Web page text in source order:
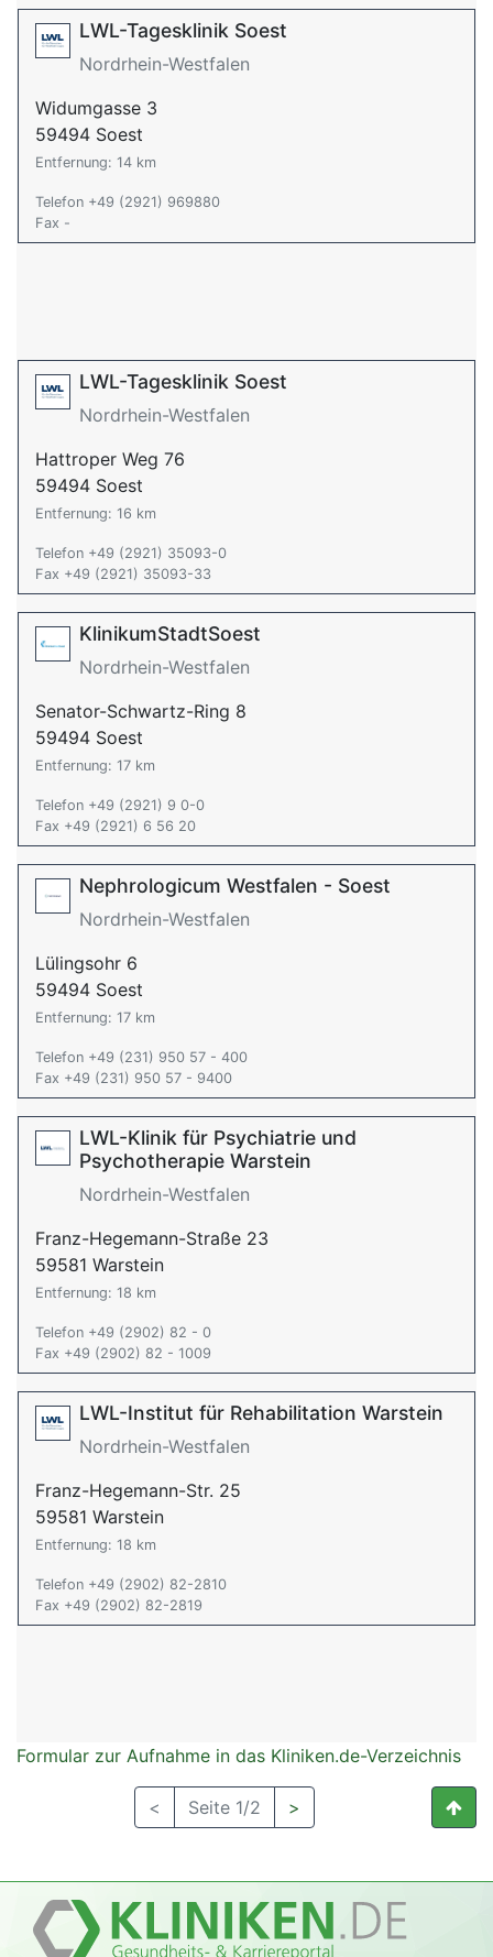
LWL-Tagesklinik Soest
Nordrhein-Westfalen
Widumgasse 3
59494 Soest
Entfernung: 14 km
Telefon +49 (2921) 969880
Fax -
LWL-Tagesklinik Soest
Nordrhein-Westfalen
Hattroper Weg 76
59494 Soest
Entfernung: 16 km
Telefon +49 (2921) 35093-0
Fax +49 (2921) 35093-33
KlinikumStadtSoest
Nordrhein-Westfalen
Senator-Schwartz-Ring 8
59494 Soest
Entfernung: 17 km
Telefon +49 (2921) 9 0-0
Fax +49 (2921) 6 56 20
Nephrologicum Westfalen - Soest
Nordrhein-Westfalen
Lülingsohr 6
59494 Soest
Entfernung: 17 km
Telefon +49 (231) 950 57 - 400
Fax +49 (231) 950 57 - 9400
LWL-Klinik für Psychiatrie und
Psychotherapie Warstein
Nordrhein-Westfalen
Franz-Hegemann-Straße 23
59581 Warstein
Entfernung: 18 km
Telefon +49 (2902) 82 - 0
Fax +49 (2902) 82 - 1009
LWL-Institut für Rehabilitation Warstein
Nordrhein-Westfalen
Franz-Hegemann-Str. 25
59581 Warstein
Entfernung: 18 km
Telefon +49 (2902) 82-2810
Fax +49 (2902) 82-2819
Formular zur Aufnahme in das Kliniken.de-Verzeichnis
< Seite 1/2 >